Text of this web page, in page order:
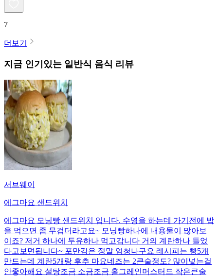
7
더보기
지금 인기있는 일반식 음식 리뷰
서브웨이
에그마요 샌드위치
에그마요 모닝빵 샌드위치 입니다. 수영을 하는데 가기전에 밥
을 먹으면 좀 무겁더라고요~ 모닝빵하나에 내용물이 많아보
이죠? 저거 하나에 두유하나 먹고갑니다 거의 계란하나 들었
다고보면됩니다~ 포만감은 정말 엄청나구요 레시피는 빵5개
만드는데 계란5개랑 후추 마요네즈는 2큰술정도? 많이넣는걸
안좋아해요 설탕조금 소금조금 홀그레인머스터드 작은큰술